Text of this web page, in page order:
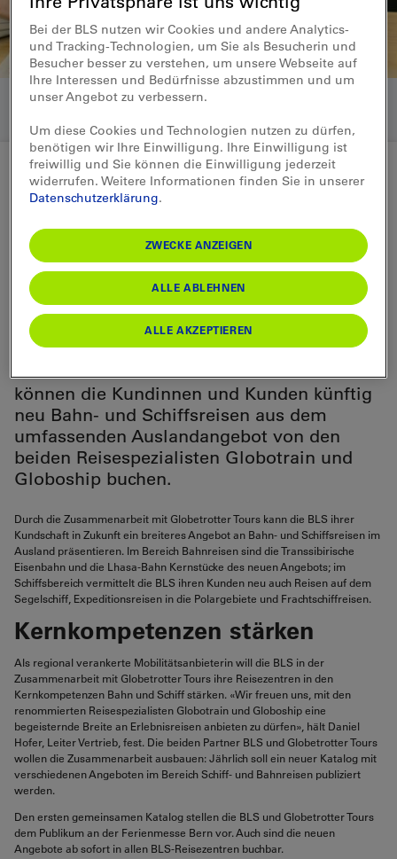
Medienmitteilung 15.01.2015
Neue Partnerschaft: BLS
kooperiert mit Globetrotter
Tours
Die BLS und Globetrotter Tours gehen eine
Partnerschaft ein. In den BLS-Reisezentren
können die Kundinnen und Kunden künftig
neu Bahn- und Schiffsreisen aus dem
umfassenden Auslandangebot von den
beiden Reisespezialisten Globotrain und
Globoship buchen.
Durch die Zusammenarbeit mit Globetrotter Tours kann die BLS ihrer
Kundschaft in Zukunft ein breiteres Angebot an Bahn- und Schiffsreisen im
Ausland präsentieren. Im Bereich Bahnreisen sind die Transsibirische
Eisenbahn und die Lhasa-Bahn Kernstücke des neuen Angebots; im
Schiffsbereich vermittelt die BLS ihren Kunden neu auch Reisen auf dem
Segelschiff, Expeditionsreisen in die Polargebiete und Frachtschiffreisen.
Kernkompetenzen stärken
Als regional verankerte Mobilitätsanbieterin will die BLS in der
Zusammenarbeit mit Globetrotter Tours ihre Reisezentren in den
Kernkompetenzen Bahn und Schiff stärken. «Wir freuen uns, mit den
renommierten Reisespezialisten Globotrain und Globoship eine
begeisternde Breite an Erlebnisreisen anbieten zu dürfen», hält Daniel
Hofer, Leiter Vertrieb, fest. Die beiden Partner BLS und Globetrotter Tours
wollen die Zusammenarbeit ausbauen: Jährlich soll ein neuer Katalog mit
verschiedenen Angeboten im Bereich Schiff- und Bahnreisen publiziert
werden.
Den ersten gemeinsamen Katalog stellen die BLS und Globetrotter Tours
dem Publikum an der Ferienmesse Bern vor. Auch sind die neuen
Angebote ab sofort in allen BLS-Reisezentren buchbar.
Bei der BLS nutzen wir Cookies und andere Analytics-
und Tracking-Technologien, um Sie als Besucherin und
Besucher besser zu verstehen, um unsere Webseite auf
Ihre Interessen und Bedürfnisse abzustimmen und um
unser Angebot zu verbessern.
Um diese Cookies und Technologien nutzen zu dürfen,
benötigen wir Ihre Einwilligung. Ihre Einwilligung ist
freiwillig und Sie können die Einwilligung jederzeit
widerrufen. Weitere Informationen finden Sie in unserer
Datenschutzerklärung.
ZWECKE ANZEIGEN
ALLE ABLEHNEN
ALLE AKZEPTIEREN